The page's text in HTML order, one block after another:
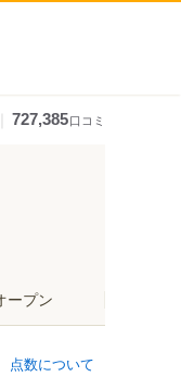
727,385口コミ
ープン
点数について